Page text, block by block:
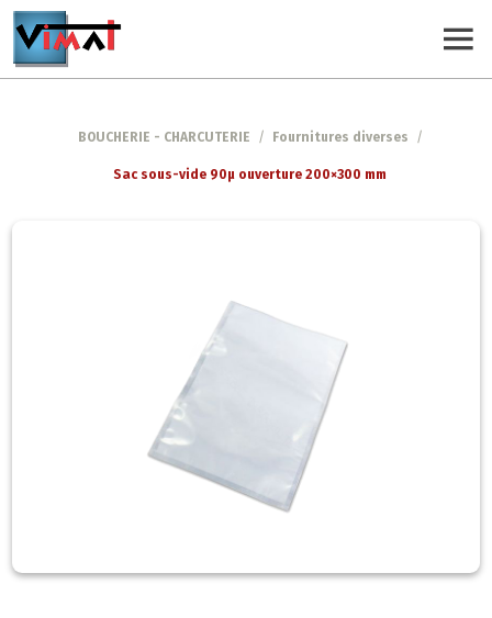
BOUCHERIE - CHARCUTERIE / Fournitures diverses /
Sac sous-vide 90µ ouverture 200×300 mm